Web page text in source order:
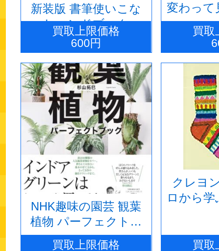
新装版 書筆使いこな
しハンドブック
買取上限価格
600円
変わって
買取
NHK趣味の園芸 観葉
植物 パーフェクトブ
ック
買取上限価格
クレヨ
ロから
買取